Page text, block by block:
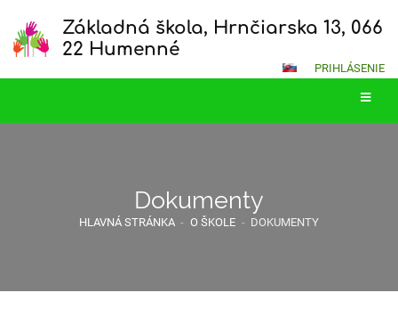
Základná škola, Hrnčiarska 13, 066
22 Humenné
PRIHLÁSENIE
Dokumenty
HLAVNÁ STRÁNKA - O ŠKOLE - DOKUMENTY